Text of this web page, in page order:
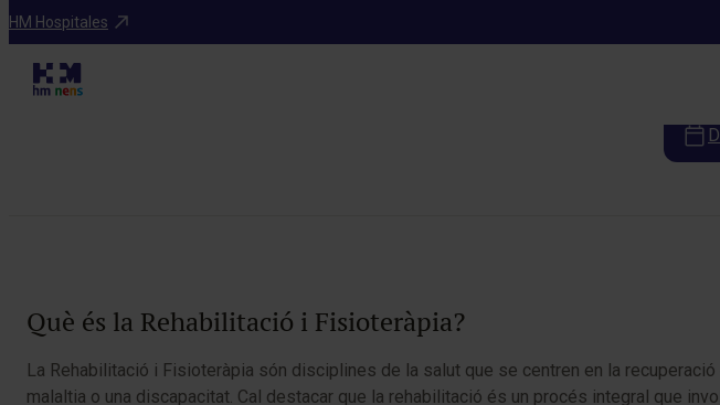
HM Hospitales
Especialitats
Què és la Rehabilitació i Fisioteràpia?
La Rehabilitació i Fisioteràpia són disciplines de la salut que se centren en la
malaltia o una discapacitat. Cal destacar que la rehabilitació és un procés integral que